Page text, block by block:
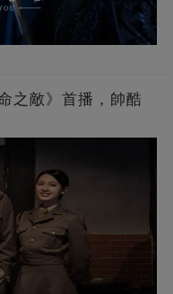
之敵》首播，帥酷